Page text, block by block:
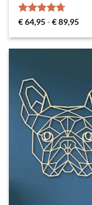
Gewaardeerd
€64,95-€89,95
tot